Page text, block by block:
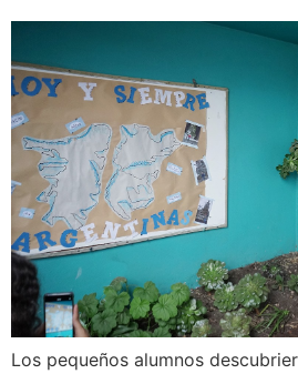
Los pequeños alumnos